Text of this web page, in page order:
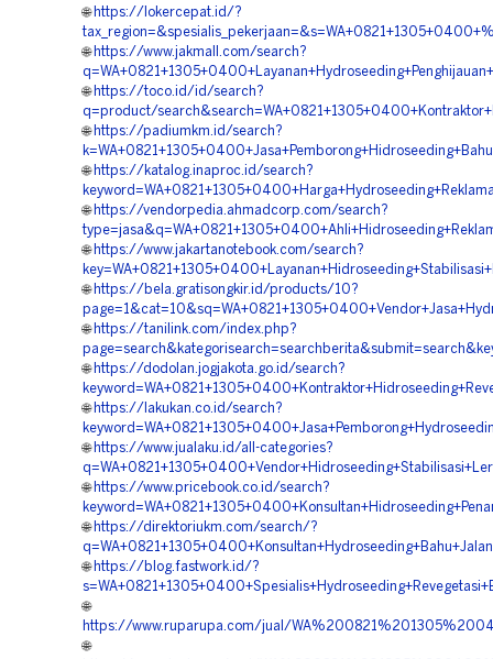
🌐 https://lokercepat.id/?
🌐 https://www.jakmall.com/search?
🌐 https://toco.id/id/search?
q=product/
🌐 https://padiumkm.id/search?
🌐 https://katalog.inaproc.id/search?
🌐 https://vendorpedia.ahmadcorp.com/search?
🌐 https://www.jakartanotebook.com/search?
🌐 https://bela.gratisongkir.id/products/10?
🌐 https://tanilink.com/index.php?
🌐 https://dodolan.jogjakota.go.id/search?
🌐 https://lakukan.co.id/search?
🌐 https://www.jualaku.id/all-categories?
🌐 https://www.pricebook.co.id/search?
🌐 https://direktoriukm.com/search/?
🌐 https://blog.fastwork.id/?
🌐
https://www.ruparupa.com/jual/
🌐